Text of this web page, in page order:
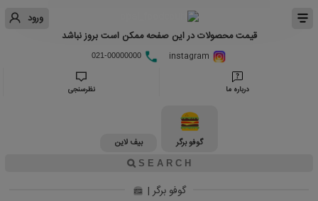
ورود
قیمت محصولات در این صفحه ممکن است بروز نباشد
021-00000000
درباره ما نظرسنجی
گوفو برگر بیف لاین
گوفو برگر |